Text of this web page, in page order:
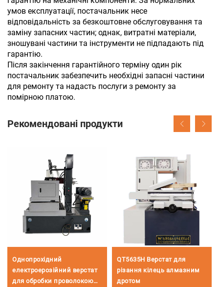
умов експлуатації, постачальник несе
відповідальність за безкоштовне обслуговування та
заміну запасних частин; однак, витратні матеріали,
зношувані частини та інструменти не підпадають під
гарантію.
Після закінчення гарантійного терміну один рік
постачальник забезпечить необхідні запасні частини
для ремонту та надасть послуги з ремонту за
помірною платою.
Рекомендовані продукти
Однопрохідний
електроерозійний верстат
для обробки проволокою
QT5635H Верстат для
різання кілець алмазним
дротом